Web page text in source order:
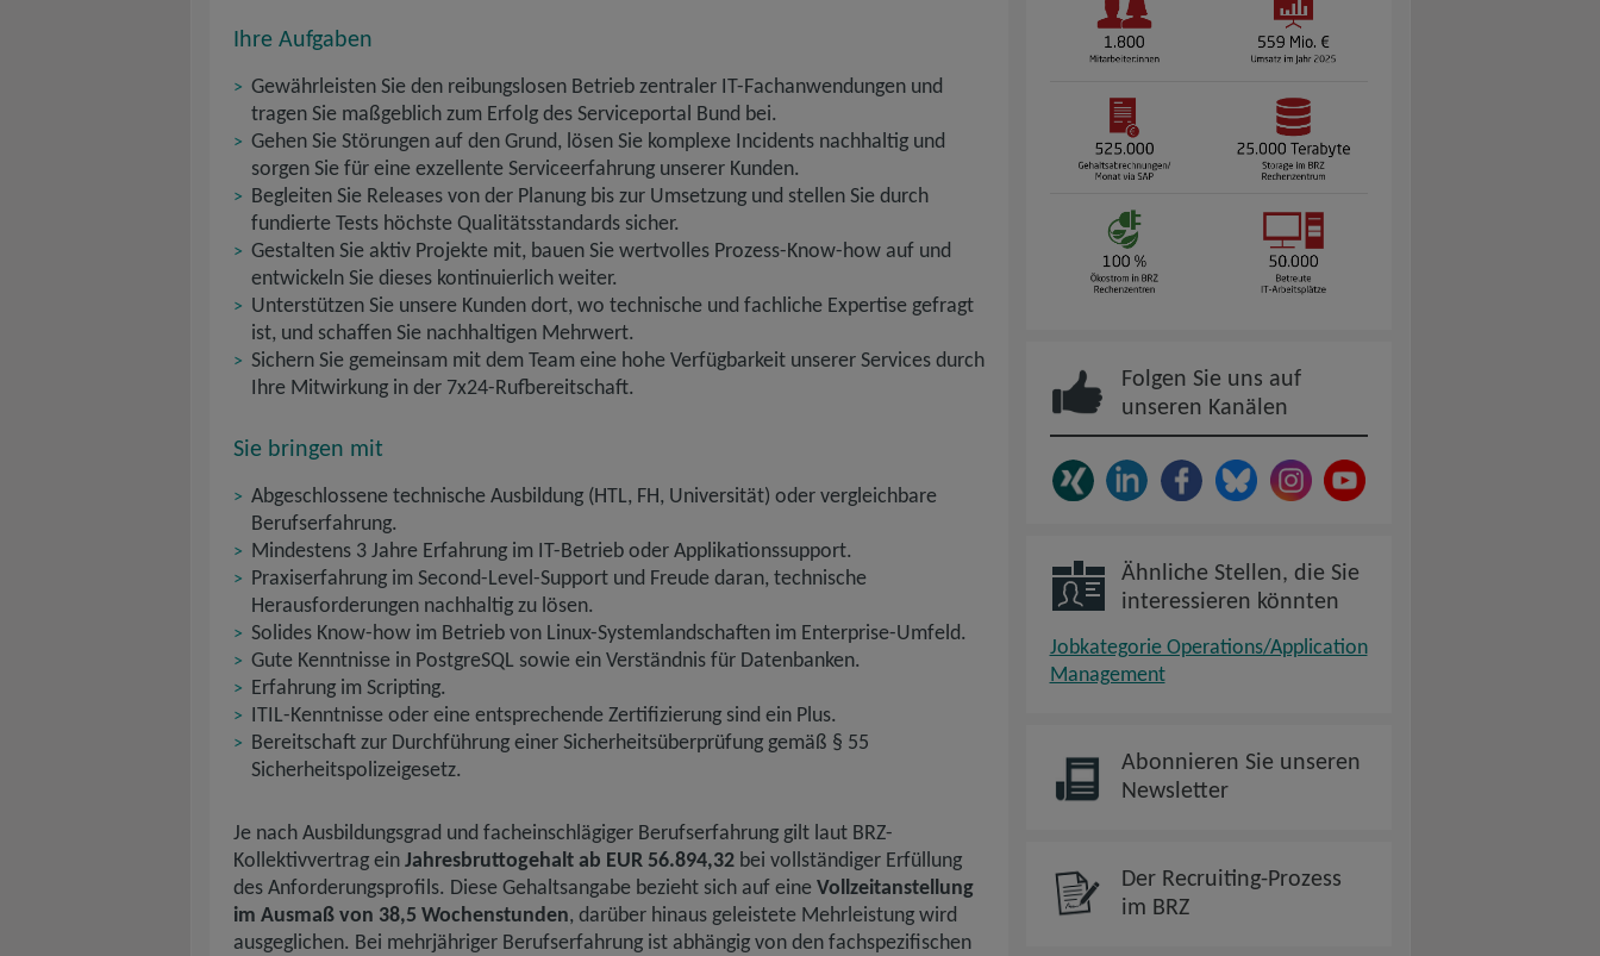
Ihre Aufgaben
Gewährleisten Sie den reibungslosen Betrieb zentraler IT-Fachanwendungen und
tragen Sie maßgeblich zum Erfolg des Serviceportal Bund bei.
Gehen Sie Störungen auf den Grund, lösen Sie komplexe Incidents nachhaltig und
sorgen Sie für eine exzellente Serviceerfahrung unserer Kunden.
Begleiten Sie Releases von der Planung bis zur Umsetzung und stellen Sie durch
fundierte Tests höchste Qualitätsstandards sicher.
Gestalten Sie aktiv Projekte mit, bauen Sie wertvolles Prozess-Know-how auf und
entwickeln Sie dieses kontinuierlich weiter.
Unterstützen Sie unsere Kunden dort, wo technische und fachliche Expertise gefragt
ist, und schaffen Sie nachhaltigen Mehrwert.
Sichern Sie gemeinsam mit dem Team eine hohe Verfügbarkeit unserer Services durch
Ihre Mitwirkung in der 7x24-Rufbereitschaft.
Sie bringen mit
Abgeschlossene technische Ausbildung (HTL, FH, Universität) oder vergleichbare
Berufserfahrung.
Mindestens 3 Jahre Erfahrung im IT-Betrieb oder Applikationssupport.
Praxiserfahrung im Second-Level-Support und Freude daran, technische
Herausforderungen nachhaltig zu lösen.
Solides Know-how im Betrieb von Linux-Systemlandschaften im Enterprise-Umfeld.
Gute Kenntnisse in PostgreSQL sowie ein Verständnis für Datenbanken.
Erfahrung im Scripting.
ITIL-Kenntnisse oder eine entsprechende Zertifizierung sind ein Plus.
Bereitschaft zur Durchführung einer Sicherheitsüberprüfung gemäß § 55
Sicherheitspolizeigesetz.
Je nach Ausbildungsgrad und facheinschlägiger Berufserfahrung gilt laut BRZ-
Kollektivvertrag ein Jahresbruttogehalt ab EUR 56.894,32bei vollständiger Erfüllung
des Anforderungsprofils. Diese Gehaltsangabe bezieht sich auf eine Vollzeitanstellung
im Ausmaß von 38,5 Wochenstunden, darüber hinaus geleistete Mehrleistung wird
ausgeglichen. Bei mehrjähriger Berufserfahrung ist abhängig von den fachspezifischen
Folgen Sie uns auf
unseren Kanälen
Ähnliche Stellen, die Sie
interessieren könnten
Jobkategorie Operations/Application
Management
Abonnieren Sie unseren
Newsletter
Der Recruiting-Prozess
im BRZ